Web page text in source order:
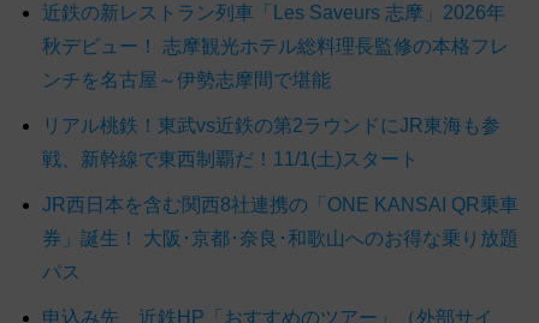
近鉄の新レストラン列車「Les Saveurs 志摩」2026年
秋デビュー！ 志摩観光ホテル総料理長監修の本格フレ
ンチを名古屋～伊勢志摩間で堪能
リアル桃鉄！東武vs近鉄の第2ラウンドにJR東海も参
戦、新幹線で東西制覇だ！11/1(土)スタート
JR西日本を含む関西8社連携の「ONE KANSAI QR乗車
券」誕生！ 大阪･京都･奈良･和歌山へのお得な乗り放題
パス
申込み先 近鉄HP「おすすめのツアー」（外部サイ